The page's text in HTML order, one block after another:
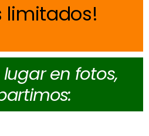
limitados
en fotos,